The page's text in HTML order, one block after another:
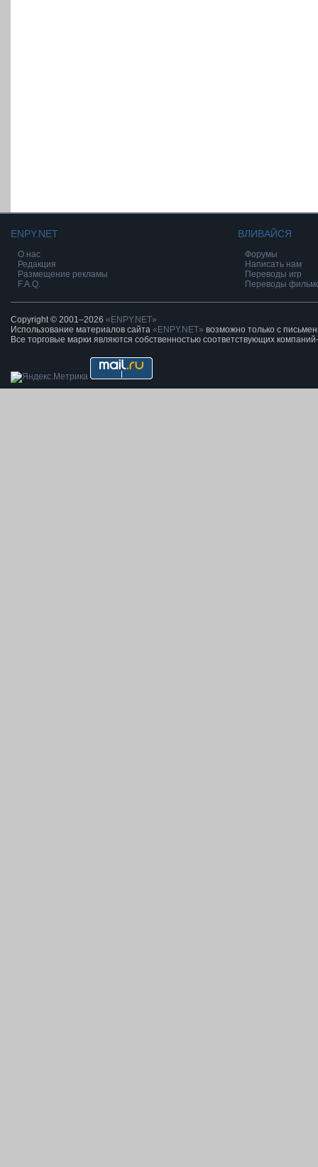
ENPY.NET
О нас
Редакция
Размещение рекламы
F.A.Q.
ВЛИВАЙСЯ
Форумы
Написать нам
Переводы игр
Переводы
Copyright © 2001–2026 «ENPY.NET»
Использование материалов сайта «ENPY.NET» возможно только с
Все торговые марки являются собственностью соответствующих